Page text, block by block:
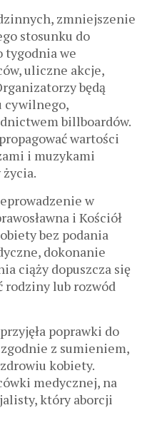
zmniejszenie
stosunku do
tygodnia we
uliczne akcje,
będą
cywilnego,
billboardów.
wartości
i muzykami
w
i Kościół
bez podania
dokonanie
ciąży dopuszcza się
rodziny lub rozwód
poprawki do
z sumieniem,
kobiety.
medycznej, na
który aborcji